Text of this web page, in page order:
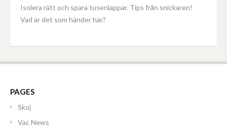
Isolera rätt och spara tusenlappar. Tips från snickaren!
Vad är det som händer här?
PAGES
Skoj
Vac News